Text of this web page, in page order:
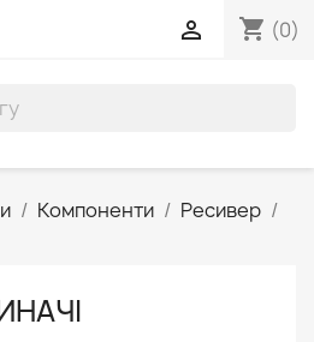
shopping_cart (0)

Компоненти
Ресивер